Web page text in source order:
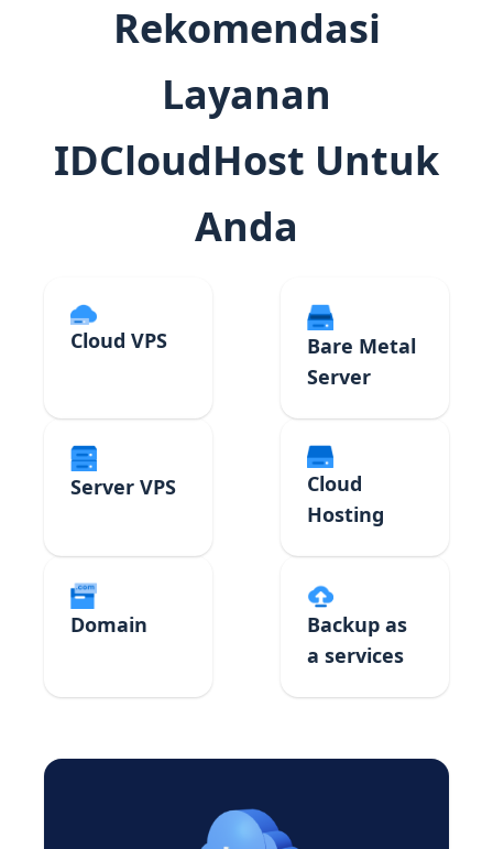
Rekomendasi
Layanan
IDCloudHost Untuk
Anda
Cloud VPS
Bare Metal
Server
Server VPS
Cloud
Hosting
Domain
Backup as
a services